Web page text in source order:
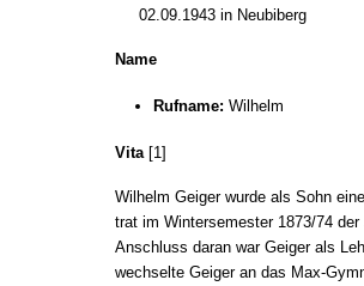
02.09.1943 in Neubiberg
Name
Rufname: Wilhelm
Vita[1]
Wilhelm Geiger wurde als Sohn
trat im Wintersemester 1873/74
Anschluss daran war Geiger als
wechselte Geiger an das Max-